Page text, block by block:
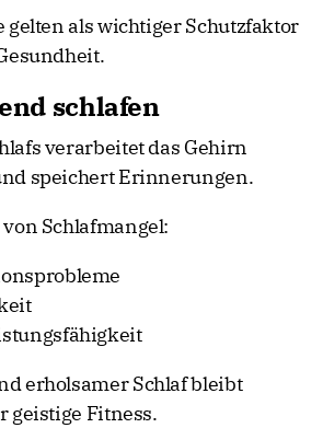
gelten als wichtiger Schutzfaktor
schlafen
verarbeitet das Gehirn
speichert Erinnerungen.
Schlafmangel:
erholsamer Schlaf bleibt
geistige Fitness.